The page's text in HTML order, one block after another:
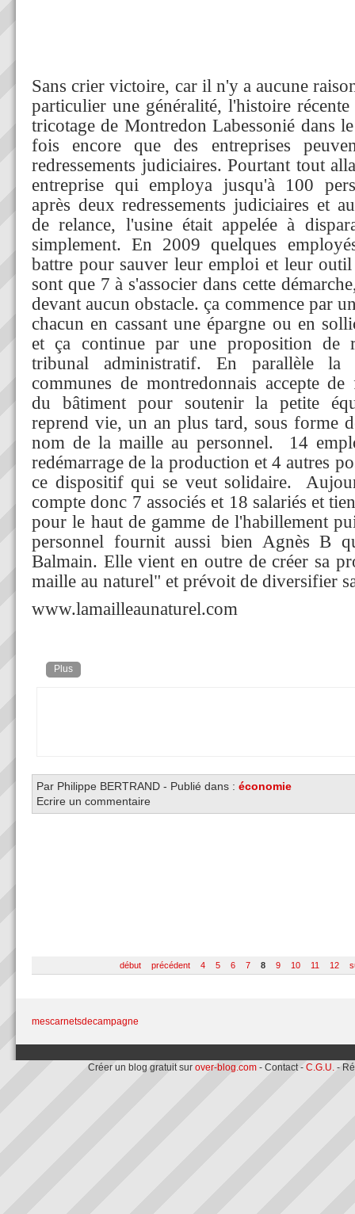
Sans crier victoire, car il n'y a aucune
particulier une généralité, l'histoire
tricotage de Montredon Labessonié dans
fois encore que des entreprises
redressements judiciaires. Pourtant tout
entreprise qui employa jusqu'à 100
après deux redressements judiciaires et
de relance, l'usine était appelée à
simplement. En 2009 quelques
battre pour sauver leur emploi et leur
sont que 7 à s'associer dans cette
devant aucun obstacle. ça commence par
chacun en cassant une épargne ou en
et ça continue par une proposition de
tribunal administratif. En parallèle la
communes de montredonnais accepte
du bâtiment pour soutenir la petite
reprend vie, un an plus tard, sous forme
nom de la maille au personnel. 14
redémarrage de la production et 4 autres
ce dispositif qui se veut solidaire.
compte donc 7 associés et 18 salariés et
pour le haut de gamme de l'habillement
personnel fournit aussi bien Agnès B
Balmain. Elle vient en outre de créer sa
maille au naturel" et prévoit de diversifier
www.lamailleaunaturel.com
Plus
Par Philippe BERTRAND - Publié dans : économie
Ecrire un commentaire
début précédent 4 5 6 7 8 9 10 11 12
mescarnetsdecampagne
Créer un blog gratuit sur over-blog.com- Contact - C.G.U.-